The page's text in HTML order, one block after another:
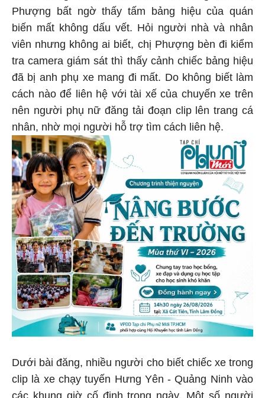
Phượng bất ngờ thấy tấm bảng hiệu của quán
biến mất không dấu vết. Hỏi người nhà và nhân
viên nhưng không ai biết, chị Phượng bèn đi kiểm
tra camera giám sát thì thấy cảnh chiếc bảng hiệu
đã bị anh phụ xe mang đi mất. Do không biết làm
cách nào để liên hệ với tài xế của chuyến xe trên
nên người phụ nữ đăng tải đoạn clip lên trang cá
nhân, nhờ mọi người hỗ trợ tìm cách liên hệ.
Dưới bài đăng, nhiều người cho biết chiếc xe trong
clip là xe chạy tuyến Hưng Yên - Quảng Ninh vào
các khung giờ cố định trong ngày. Một số người